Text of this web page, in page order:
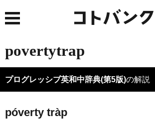
povertytrap
プログレッシブ英和中辞典(第5版)の解説
póverty tràp